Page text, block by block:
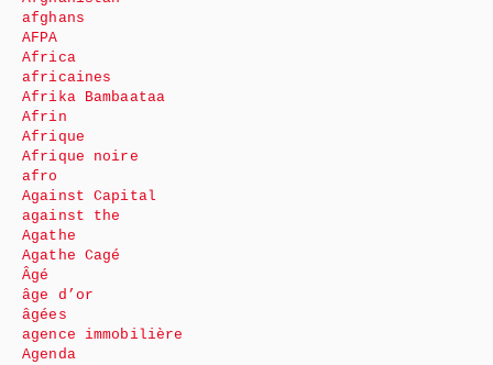
afghans
AFPA
Africa
africaines
Afrika Bambaataa
Afrin
Afrique
Afrique noire
afro
Against Capital
against the
Agathe
Agathe Cagé
Âgé
âge d’or
âgées
agence immobilière
Agenda